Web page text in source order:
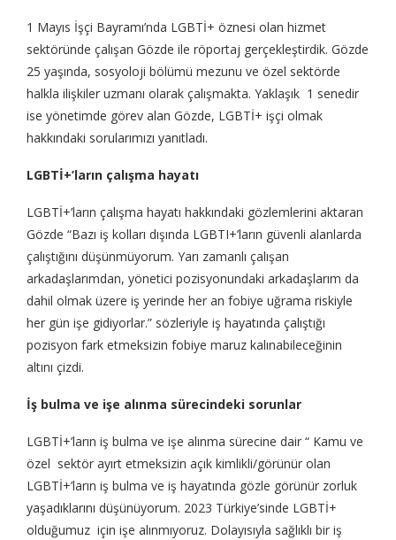
1 Mayıs İşçi Bayramı’nda LGBTİ+ öznesi olan hizmet
sektöründe çalışan Gözde ile röportaj gerçekleştirdik. Gözde
25 yaşında, sosyoloji bölümü mezunu ve özel sektörde
halkla ilişkiler uzmanı olarak çalışmakta. Yaklaşık 1 senedir
ise yönetimde görev alan Gözde, LGBTİ+ işçi olmak
hakkındaki sorularımızı yanıtladı.
LGBTİ+’ların çalışma hayatı
LGBTİ+’ların çalışma hayatı hakkındaki gözlemlerini aktaran
Gözde “Bazı iş kolları dışında LGBTI+’ların güvenli alanlarda
çalıştığını düşünmüyorum. Yarı zamanlı çalışan
arkadaşlarımdan, yönetici pozisyonundaki arkadaşlarım da
dahil olmak üzere iş yerinde her an fobiye uğrama riskiyle
her gün işe gidiyorlar.” sözleriyle iş hayatında çalıştığı
pozisyon fark etmeksizin fobiye maruz kalınabileceğinin
altını çizdi.
İş bulma ve işe alınma sürecindeki sorunlar
LGBTİ+’ların iş bulma ve işe alınma sürecine dair “ Kamu ve
özel sektör ayırt etmeksizin açık kimlikli/görünür olan
LGBTİ+’ların iş bulma ve iş hayatında gözle görünür zorluk
yaşadıklarını düşünüyorum. 2023 Türkiye’sinde LGBTİ+
olduğumuz için işe alınmıyoruz. Dolayısıyla sağlıklı bir iş